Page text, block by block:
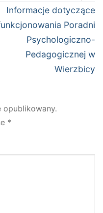
Następny
wpis:
Informacje dotyczące
Poradni
Psychologiczno-
Pedagogicznej w
Wierzbicy
opublikowany.
*